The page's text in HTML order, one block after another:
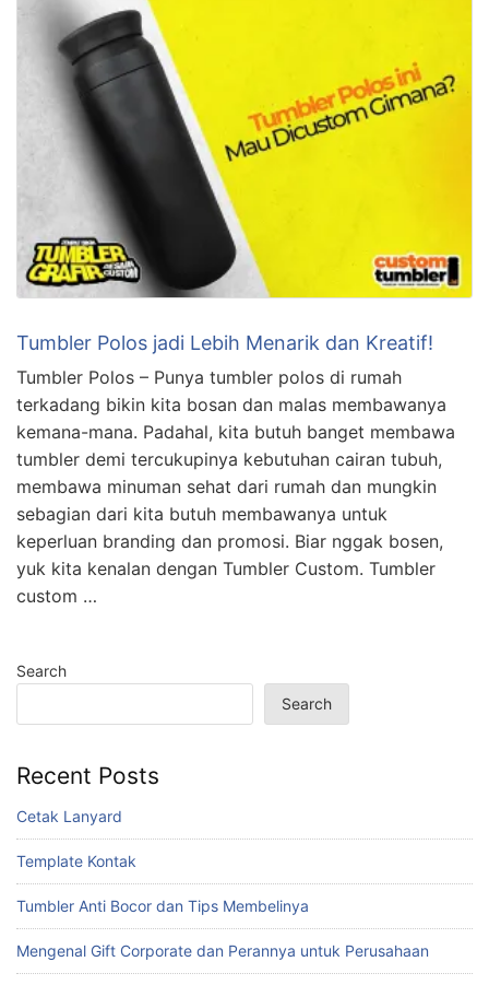
Tumbler Polos jadi Lebih Menarik dan Kreatif!
Tumbler Polos – Punya tumbler polos di rumah
terkadang bikin kita bosan dan malas membawanya
kemana-mana. Padahal, kita butuh banget membawa
tumbler demi tercukupinya kebutuhan cairan tubuh,
membawa minuman sehat dari rumah dan mungkin
sebagian dari kita butuh membawanya untuk
keperluan branding dan promosi. Biar nggak bosen,
yuk kita kenalan dengan Tumbler Custom. Tumbler
custom …
Search
Search
Recent Posts
Cetak Lanyard
Template Kontak
Tumbler Anti Bocor dan Tips Membelinya
Mengenal Gift Corporate dan Perannya untuk Perusahaan